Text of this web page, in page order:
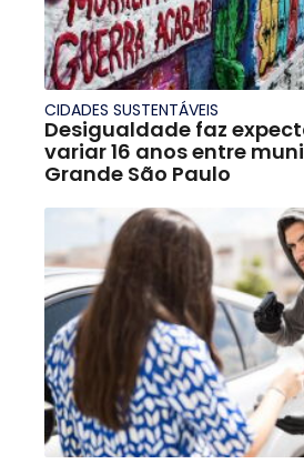
CIDADES SUSTENTÁVEIS
Desigualdade faz
variar 16 anos entre
Grande São Paulo